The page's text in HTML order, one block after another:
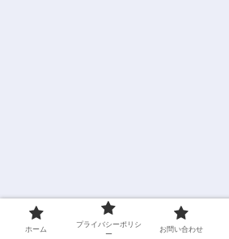
ホーム
プライバシーポリシ
ー
お問い合わせ